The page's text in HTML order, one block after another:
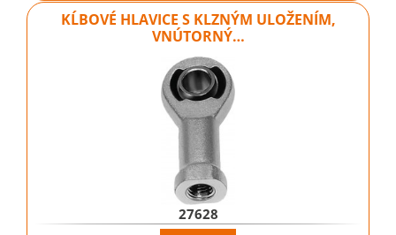
KĹBOVÉ HLAVICE S KLZNÝM ULOŽENÍM,
VNÚTORNÝ…
27628